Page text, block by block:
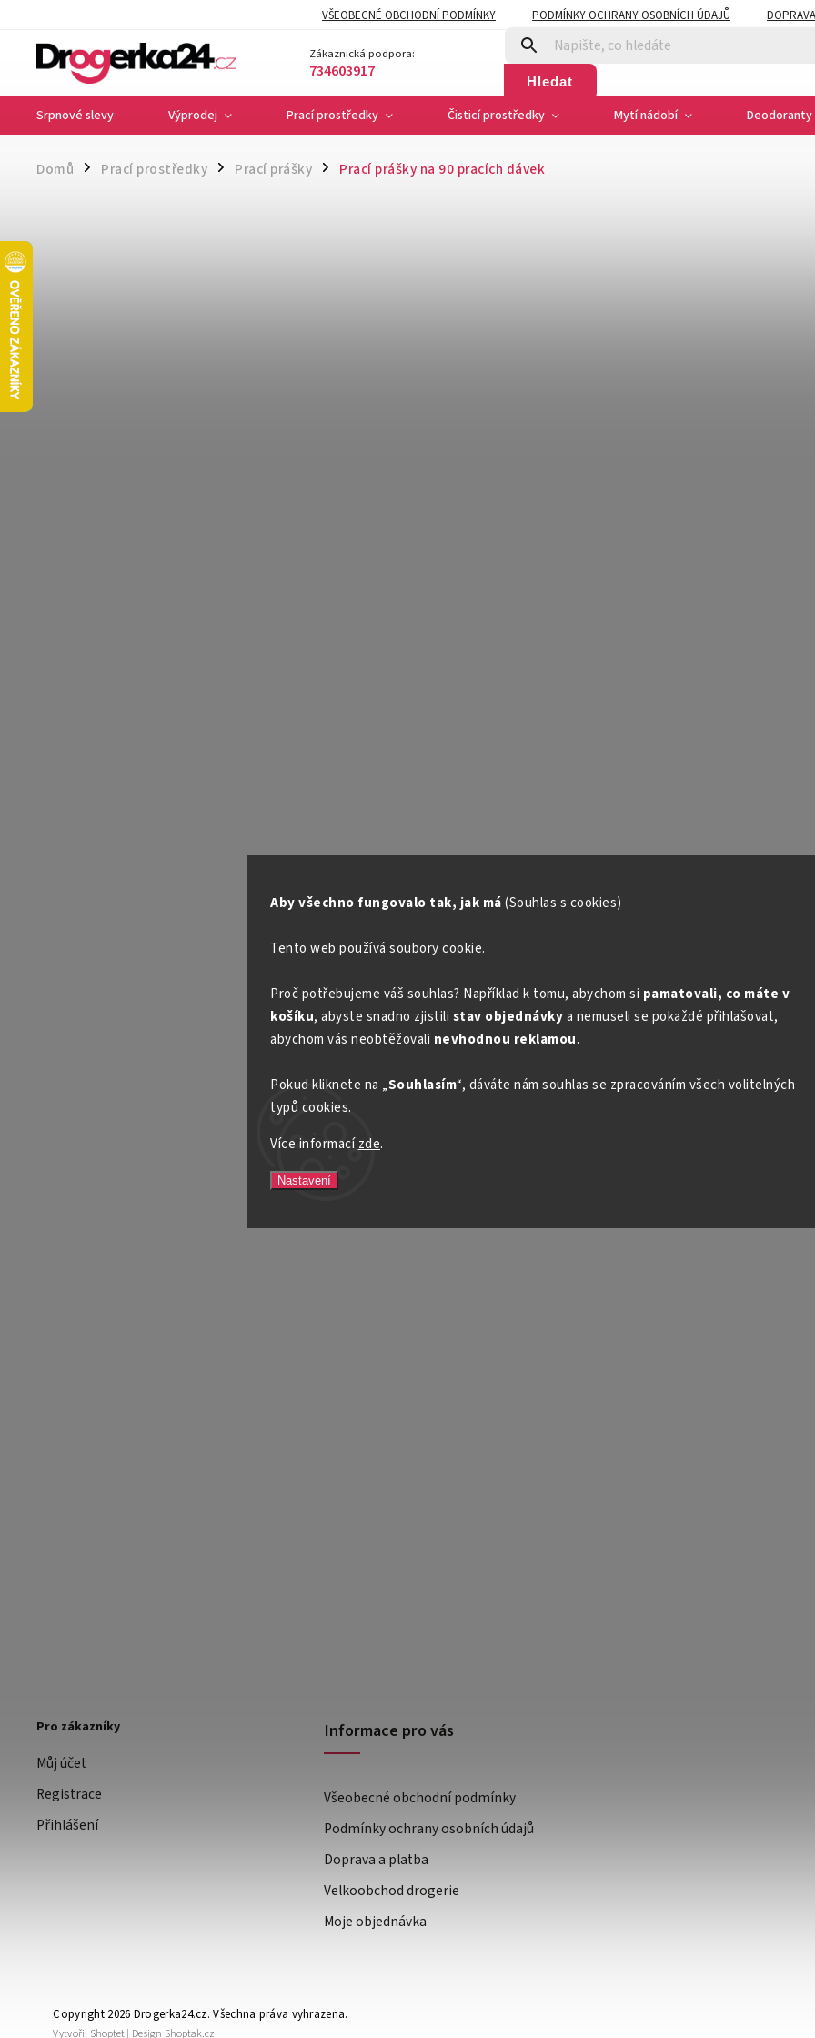
Aby všechno fungovalo tak, jak má(Souhlas s cookies)
Tento web používá soubory cookie.
Proč potřebujeme váš souhlas? Například k tomu, abychom si pamatovali, co máte v
košíku, abyste snadno zjistili stav objednávkya nemuseli se pokaždé přihlašovat,
abychom vás neobtěžovali nevhodnou reklamou.
Pokud kliknete na „Souhlasím“, dáváte nám souhlas se zpracováním všech volitelných
typů cookies.
Více informacízde.
Nastavení
VŠEOBECNÉ OBCHODNÍ PODMÍNKY PODMÍNKY OCHRANY OSOBNÍCH ÚDAJŮ
Zákaznická podpora:
734603917 Hledat
Srpnové slevy Výprodej Prací prostředky Čisticí prostředky Mytí nádobí
Domů / Prací prostředky / Prací prášky / Prací prášky na 90 pracích dávek
Pro zákazníky
Můj účet
Registrace
Přihlášení
Informace pro vás
Všeobecné obchodní podmínky
Podmínky ochrany osobních údajů
Doprava a platba
Velkoobchod drogerie
Moje objednávka
Copyright 2026 Drogerka24.cz. Všechna práva vyhrazena.
Vytvořil Shoptet| Design Shoptak.cz